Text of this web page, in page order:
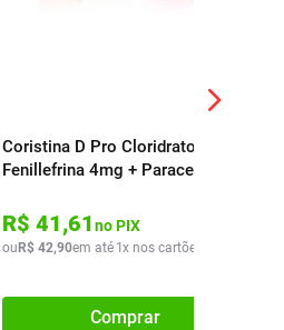
R$ 13,01
Coristina D Pro Cloridrato
Fenillefrina 4mg + Paracetamol
Clorfeniramina 4mg 16
Comprimidos
R$ 41,61no PIX
ou R$ 42,90em até 1x nos cartões
Comprar